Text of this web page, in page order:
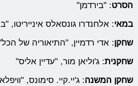
הסרט: "בירדמן"
במאי: אלחנדרו גונסאלס אינייריטו,
שחקן: אדי רדמיין, "התיאוריה של
שחקנית: ג'וליאן מור, "עדיין אליס"
שחקן המשנה: ג'יי.קיי. סימונס,